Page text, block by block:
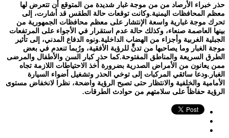
حذر خبراء الأرصاد من من موجة غبار شديدة من المتوقع أن تتعرض لها
معظم المحافظات اليمنية.وكانت توقعات حالة الطقس قد أشارت، إلى
تحرك موجة غبارية واسعة الإنتشار على معظم محافظات الجمهورية من
بينها العاصمة صنعاء، وكذلك حالة عدم استقرار في الأجواء على المرتفعات
الجبلية الغربية وأجزاء من الهضاب الداخلية.ونوه الدفاع المدني، إلى تأثير
موجة الغبار وما يصاحبها من تدنٍّ للرؤية الأفقية، ورُبما تنعدم في بعض
الطرق السريعة والمناطق المفتوحة.كما حذر كبار السن والأطفال والمرضى
ممن يعانون من الأمراض الصدرية بضرورة أخذ الاحتياطات اللازمة تجاه
الغبار.ودعا سائقي المركبات إلى توخي الحذر وتشغيل أضواء السيارة
الأمامية والخلفية والانتظار حتى تصبح الرؤية واضحة، نظرا لانخفاض مستوى
الرؤية حفاظاً على سلامتهم من حوادث الطرقات.